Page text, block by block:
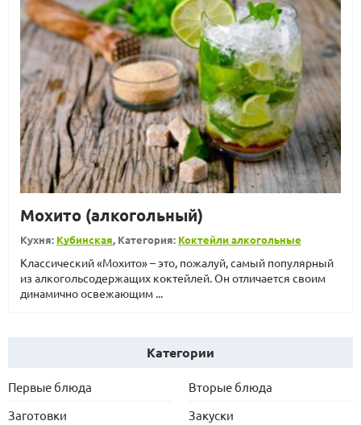
Мохито (алкогольный)
Кухня: Кубинская, Категория: Коктейли алкогольные
Классический «Мохито» – это, пожалуй, самый популярный
из алкогольсодержащих коктейлей. Он отличается своим
динамично освежающим ...
Категории
Первые блюда
Вторые блюда
Заготовки
Закуски